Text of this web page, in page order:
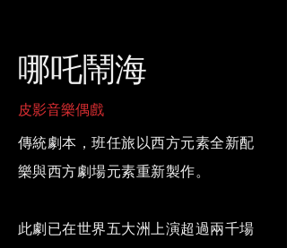
哪吒鬧海
皮影音樂偶戲
傳統劇本，班任旅以西方元素全新配
樂與西方劇場元素重新製作。
此劇已在世界五大洲上演超過兩千場